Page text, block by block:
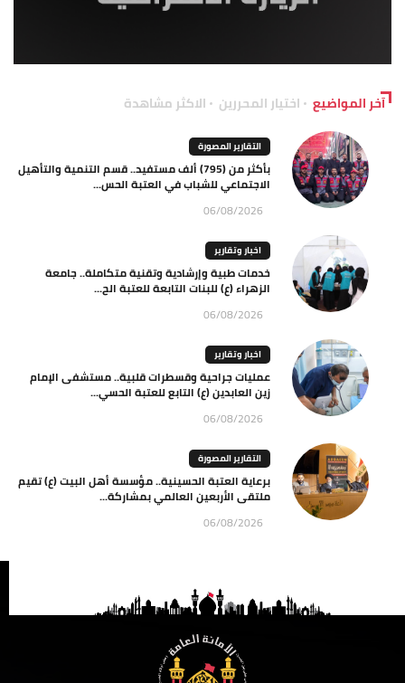
آخر المواضيع اختيار المحررين الاكثر مشاهدة
التقارير المصورة
بأكثر من (795) ألف مستفيد.. قسم التنمية والتأهيل
الاجتماعي للشباب في العتبة الحس...
06/08/2026
اخبار وتقارير
خدمات طبية وإرشادية وتقنية متكاملة.. جامعة
الزهراء (ع) للبنات التابعة للعتبة الح...
06/08/2026
اخبار وتقارير
عمليات جراحية وقسطرات قلبية.. مستشفى الإمام
زين العابدين (ع) التابع للعتبة الحسي...
06/08/2026
التقارير المصورة
برعاية العتبة الحسينية.. مؤسسة أهل البيت (ع) تقيم
ملتقى الأربعين العالمي بمشاركة...
06/08/2026